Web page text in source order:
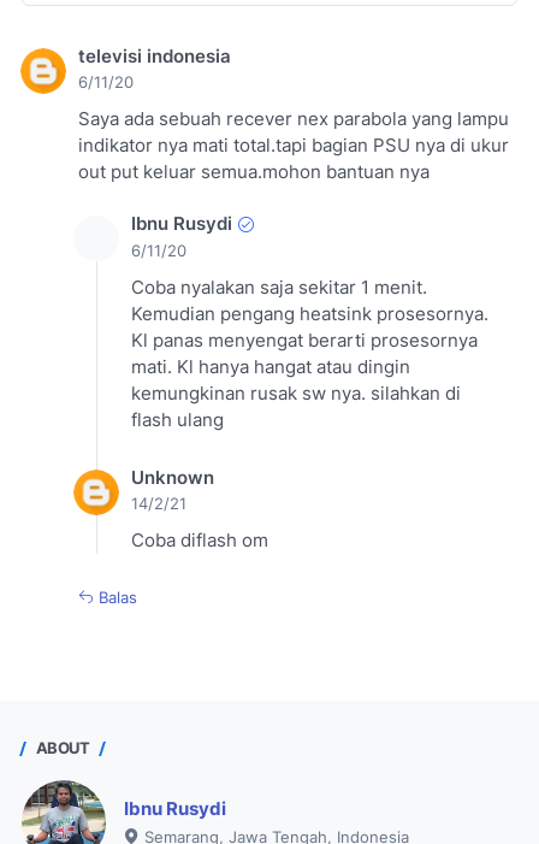
televisi indonesia
6/11/20
Saya ada sebuah recever nex parabola yang lampu
indikator nya mati total.tapi bagian PSU nya di ukur
out put keluar semua.mohon bantuan nya
Ibnu Rusydi
6/11/20
Coba nyalakan saja sekitar 1 menit.
Kemudian pengang heatsink prosesornya.
Kl panas menyengat berarti prosesornya
mati. Kl hanya hangat atau dingin
kemungkinan rusak sw nya. silahkan di
flash ulang
Unknown
14/2/21
Coba diflash om
Balas
ABOUT
Ibnu Rusydi
Semarang, Jawa Tengah, Indonesia